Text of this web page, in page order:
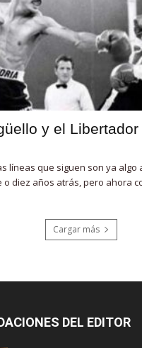
y el Libertador
líneas que siguen son ya
o diez años atrás, pero ahora
Cargar más
DEL EDITOR